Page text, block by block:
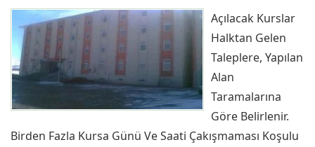
Açılacak Kurslar
Halktan Gelen
Taleplere, Yapılan
Alan
Taramalarına
Göre Belirlenir.
Birden Fazla Kursa Günü Ve Saati Çakışmaması Koşulu